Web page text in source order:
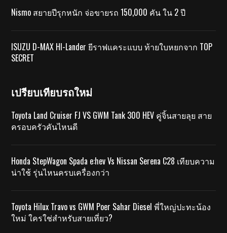
Nismo สยายปีรุกหนัก จ่อขายรถ 150,000 คัน ใน 2 ปี
ISUZU D-MAX HI-Lander ยีราฟแคระแบบ ท้ายใบหยกจาก TOP
SECRET
เปรียบเทียบรถใหม่
Toyota Land Cruiser FJ VS GWM Tank 300 HEV คู่จิ้นสายลุย สาย
ครอบครัวคันไหนดี
Honda StepWagon Spada e:hev Vs Nissan Serena C28 เทียบความ
น่าใช้ รุ่นไหนครบเครื่องกว่า
Toyota Hilux Travo vs GWM Poer Sahar Diesel พี่ใหญ่ปะทะน้อง
ใหม่ ใครใช่สำหรับสายเที่ยว?